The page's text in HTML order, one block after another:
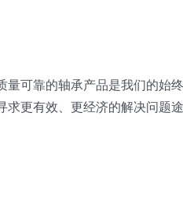
可靠的轴承产品是我们的始
更有效、更经济的解决问题途